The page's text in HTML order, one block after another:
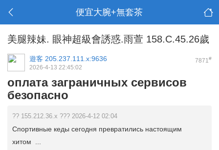
便宜大腕+無套茶
美腿辣妹. 眼神超級會誘惑.雨萱 158.C.45.26歲
7871#
遊客 205.237.111.x:9636
2026-4-13 22:45:02
оплата заграничных сервисов
безопасно
?? 155.212.36.x ??? 2026-4-12 02:04
Спортивные кеды сегодня превратились настоящим
хитом ...